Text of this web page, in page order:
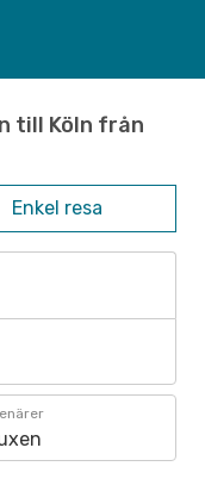
till Köln från
Enkel resa